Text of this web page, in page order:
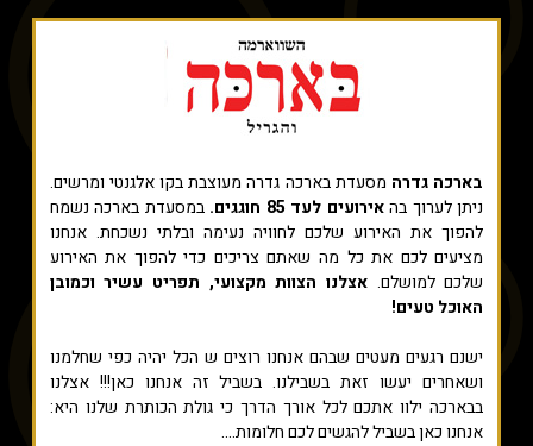
בארכה גדרה מסעדת בארכה גדרה מעוצבת בקו אלגנטי ומרשים.
ניתן לערוך בהאירועים לעד 85 חוגגים.
במסעדת בארכה נשמח
להפוך את האירוע שלכם לחוויה נעימה ובלתי נשכחת. אנחנו
מציעים לכם את כל מה שאתם צריכים כדי להפוך את האירוע
שלכם למושלם.אצלנו הצוות מקצועי, תפריט עשיר וכמובן
האוכל טעים!
ישנם רגעים מעטים שבהם אנחנו רוצים ש הכל יהיה כפי שחלמנו
ושאחרים יעשו זאת בשבילנו. בשביל זה אנחנו כאן!!! אצלנו
בבארכה ילוו אתכם לכל אורך הדרך כי גולת הכותרת שלנו היא:
אנחנו כאן בשביל להגשים לכם חלומות....